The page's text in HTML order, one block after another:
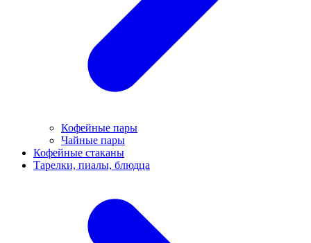
Кофейные пары
Чайные пары
Кофейные стаканы
Тарелки, пиалы, блюдца